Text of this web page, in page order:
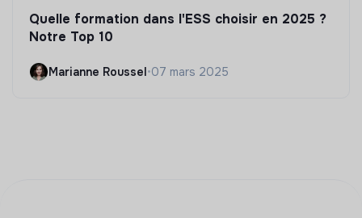
Quelle formation dans l'ESS choisir en 2025 ?
Notre Top 10
Marianne Roussel•07 mars 2025